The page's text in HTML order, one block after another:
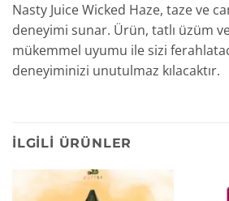
Nasty Juice Wicked Haze, taze ve
deneyimi sunar. Ürün, tatlı üzüm
mükemmel uyumu ile sizi
deneyiminizi unutulmaz kılacaktır.
İLGILI ÜRÜNLER